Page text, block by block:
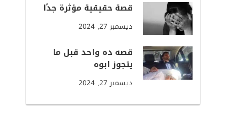
قصة حقيقية مؤثرة جدًا
ديسمبر 27, 2024
قصه ده واحد قبل ما
يتجوز ابوه
ديسمبر 27, 2024